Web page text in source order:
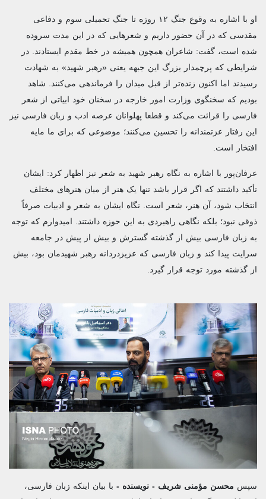
او با اشاره به وقوع جنگ‌ ۱۲ روزه تا جنگ تحمیلی سوم و دفاعی
مقدسی که در آن حضور داریم و شعرهایی که در این مدت سروده
شده است، گفت: شاعران همچون همیشه در خط مقدم ایستادند. در
شرایطی که پرچمدار بزرگ این جبهه یعنی «رهبر شهید» به شهادت
رسیدند اما اکنون زنده‌تر از قبل میدان را فرماندهی می‌کنند. شاهد
بودیم که سخنگوی وزارت امور خارجه در سخنان خود ابیاتی از شعر
فارسی را قرائت می‌کند و قطعا پهلوانان عرصه ادب و زبان فارسی نیز
این رفتار عزتمندانه را تحسین می‌کنند؛ موضوعی که برای ما مایه
افتخار است.
عرفان‌پور با اشاره به نگاه رهبر شهید به شعر نیز اظهار کرد: ایشان
تأکید داشتند که اگر قرار باشد تنها یک هنر از میان هنرهای مختلف
انتخاب شود، آن هنر، شعر است. نگاه ایشان به شعر و ادبیات صرفاً
ذوقی نبود؛ بلکه نگاهی راهبردی به این حوزه داشتند. امیدوارم که توجه
به زبان فارسی بیش از گذشته گسترش و بیش از پیش در جامعه
سرایت پیدا کند و زبان فارسی که عزیزدردانه رهبر شهیدمان بود، بیش
از گذشته مورد توجه قرار گیرد.
سپس محسن مؤمنی شریف - نویسنده - با بیان اینکه زبان فارسی،